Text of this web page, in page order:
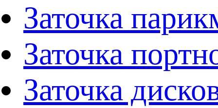
Заточка
Заточка
Заточка